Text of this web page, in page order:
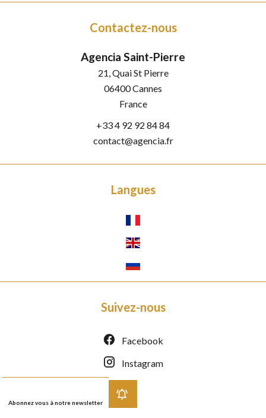
Contactez-nous
Agencia Saint-Pierre
21, Quai St Pierre
06400Cannes
France
+33 4 92 92 84 84
contact@agencia.fr
Langues
Suivez-nous
Facebook
Instagram
Abonnez vous à notre newsletter